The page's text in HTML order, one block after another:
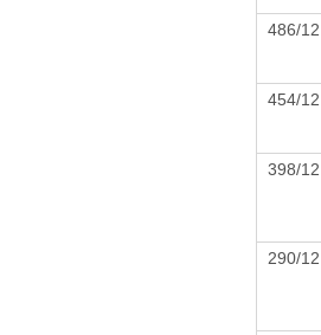
486/12
454/12
398/12
290/12